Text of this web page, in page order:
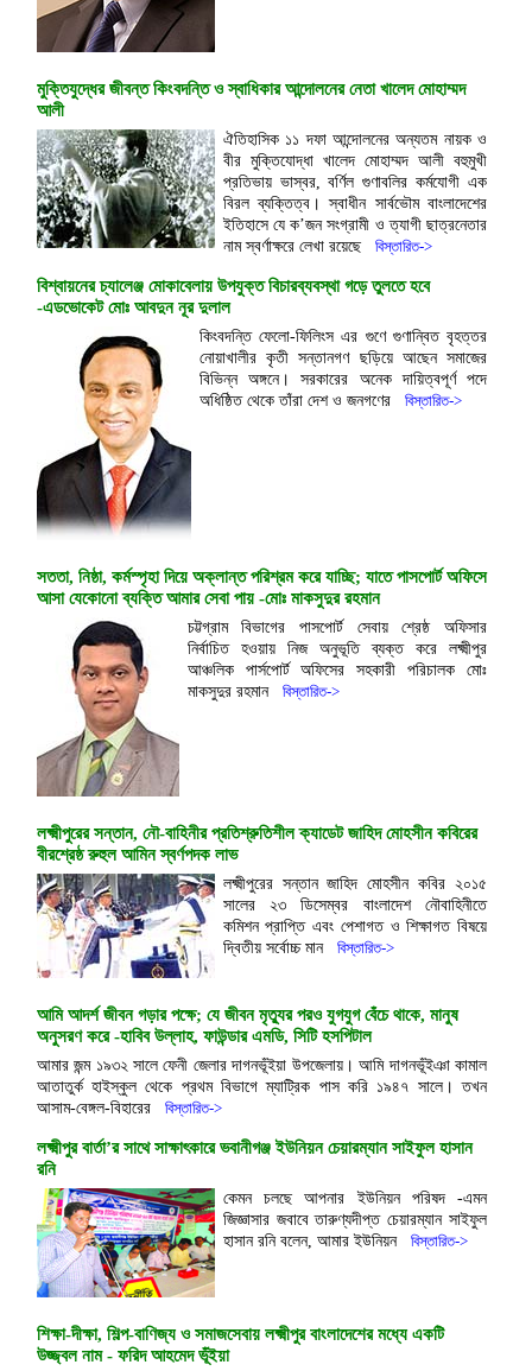
মুক্তিযুদ্ধের জীবন্ত কিংবদন্তি ও স্বাধিকার আন্দোলনের নেতা খালেদ মোহাম্মদ
আলী
ঐতিহাসিক ১১ দফা আন্দোলনের অন্যতম নায়ক ও
বীর মুক্তিযোদ্ধা খালেদ মোহাম্মদ আলী বহুমুখী
প্রতিভায় ভাস্বর, বর্ণিল গুণাবলির কর্মযোগী এক
বিরল ব্যক্তিত্ব। স্বাধীন সার্বভৌম বাংলাদেশের
ইতিহাসে যে ক’জন সংগ্রামী ও ত্যাগী ছাত্রনেতার
নাম স্বর্ণাক্ষরে লেখা রয়েছে বিস্তারিত->
বিশ্বায়নের চ্যালেঞ্জ মোকাবেলায় উপযুক্ত বিচারব্যবস্থা গড়ে তুলতে হবে
-এডভোকেট মোঃ আবদুন নূর দুলাল
কিংবদন্তি ফেলো-ফিলিংস এর গুণে গুণান্বিত বৃহত্তর
নোয়াখালীর কৃতী সন্তানগণ ছড়িয়ে আছেন সমাজের
বিভিন্ন অঙ্গনে। সরকারের অনেক দায়িত্বপূর্ণ পদে
অধিষ্ঠিত থেকে তাঁরা দেশ ও জনগণের বিস্তারিত->
সততা, নিষ্ঠা, কর্মস্পৃহা দিয়ে অক্লান্ত পরিশ্রম করে যাচ্ছি; যাতে পাসপোর্ট অফিসে
আসা যেকোনো ব্যক্তি আমার সেবা পায় -মোঃ মাকসুদুর রহমান
চট্টগ্রাম বিভাগের পাসপোর্ট সেবায় শ্রেষ্ঠ অফিসার
নির্বাচিত হওয়ায় নিজ অনুভূতি ব্যক্ত করে লক্ষ্মীপুর
আঞ্চলিক পার্সপোর্ট অফিসের সহকারী পরিচালক মোঃ
মাকসুদুর রহমান বিস্তারিত->
লক্ষ্মীপুরের সন্তান, নৌ-বাহিনীর প্রতিশ্রুতিশীল ক্যাডেট জাহিদ মোহসীন কবিরের
বীরশ্রেষ্ঠ রুহুল আমিন স্বর্ণপদক লাভ
লক্ষ্মীপুরের সন্তান জাহিদ মোহসীন কবির ২০১৫
সালের ২৩ ডিসেম্বর বাংলাদেশ নৌবাহিনীতে
কমিশন প্রাপ্তি এবং পেশাগত ও শিক্ষাগত বিষয়ে
দ্বিতীয় সর্বোচ্চ মান বিস্তারিত->
আমি আদর্শ জীবন গড়ার পক্ষে; যে জীবন মৃত্যুর পরও যুগযুগ বেঁচে থাকে, মানুষ
অনুসরণ করে -হাবিব উল্লাহ, ফাউন্ডার এমডি, সিটি হসপিটাল
আমার জন্ম ১৯৩২ সালে ফেনী জেলার দাগনভূঁইয়া উপজেলায়। আমি দাগনভূঁইঞা কামাল
আতাতুর্ক হাইস্কুল থেকে প্রথম বিভাগে ম্যাট্রিক পাস করি ১৯৪৭ সালে। তখন
আসাম-বেঙ্গল-বিহারের বিস্তারিত->
লক্ষ্মীপুর বার্তা’র সাথে সাক্ষাৎকারে ভবানীগঞ্জ ইউনিয়ন চেয়ারম্যান সাইফুল হাসান
রনি
কেমন চলছে আপনার ইউনিয়ন পরিষদ -এমন
জিজ্ঞাসার জবাবে তারুণ্যদীপ্ত চেয়ারম্যান সাইফুল
হাসান রনি বলেন, আমার ইউনিয়ন বিস্তারিত->
শিক্ষা-দীক্ষা, শিল্প-বাণিজ্য ও সমাজসেবায় লক্ষ্মীপুর বাংলাদেশের মধ্যে একটি
উজ্জ্বল নাম - ফরিদ আহমেদ ভূঁইয়া